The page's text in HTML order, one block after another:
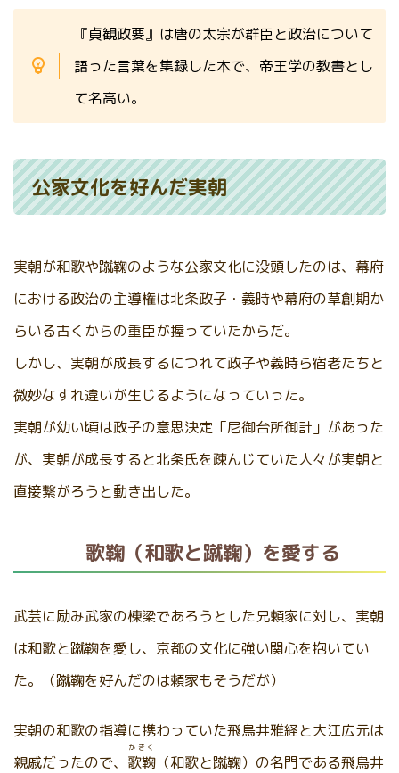
『貞観政要』は唐の太宗が群臣と政治について
語った言葉を集録した本で、帝王学の教書とし
て名高い。
公家文化を好んだ実朝
実朝が和歌や蹴鞠のような公家文化に没頭したのは、幕府
における政治の主導権は北条政子・義時や幕府の草創期か
らいる古くからの重臣が握っていたからだ。
しかし、実朝が成長するにつれて政子や義時ら宿老たちと
微妙なすれ違いが生じるようになっていった。
実朝が幼い頃は政子の意思決定「尼御台所御計」があった
が、実朝が成長すると北条氏を疎んじていた人々が実朝と
直接繋がろうと動き出した。
歌鞠（和歌と蹴鞠）を愛する
武芸に励み武家の棟梁であろうとした兄頼家に対し、実朝
は和歌と蹴鞠を愛し、京都の文化に強い関心を抱いてい
た。（蹴鞠を好んだのは頼家もそうだが）
実朝の和歌の指導に携わっていた飛鳥井雅経と大江広元は
親戚だったので、 歌鞠
かきく
（和歌と蹴鞠）の名門である飛鳥井